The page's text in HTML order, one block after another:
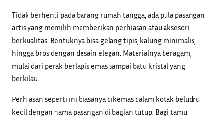
Tidak berhenti pada barang rumah tangga, ada pula pasangan
artis yang memilih memberikan perhiasan atau aksesori
berkualitas. Bentuknya bisa gelang tipis, kalung minimalis,
hingga bros dengan desain elegan. Materialnya beragam,
mulai dari perak berlapis emas sampai batu kristal yang
berkilau.
Perhiasan seperti ini biasanya dikemas dalam kotak beludru
kecil dengan nama pasangan di bagian tutup. Bagi tamu